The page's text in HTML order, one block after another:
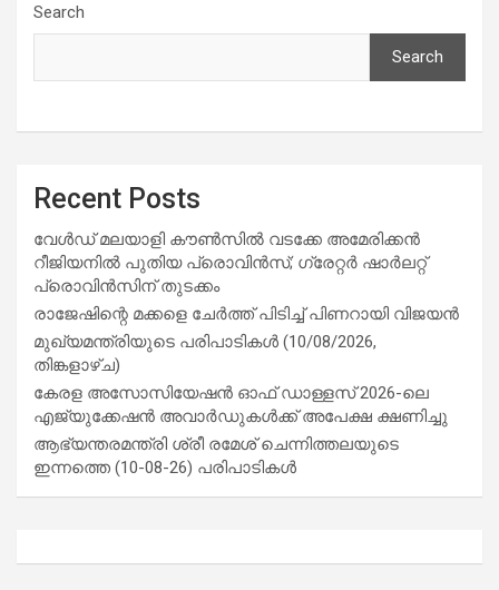
Search
Search
Recent Posts
വേൾഡ് മലയാളി കൗൺസിൽ വടക്കേ അമേരിക്കൻ
റീജിയനിൽ പുതിയ പ്രൊവിൻസ്; ഗ്രേറ്റർ ഷാർലറ്റ്
പ്രൊവിൻസിന് തുടക്കം
രാജേഷിന്റെ മക്കളെ ചേർത്ത് പിടിച്ച് പിണറായി വിജയൻ
മുഖ്യമന്ത്രിയുടെ പരിപാടികൾ (10/08/2026,
തിങ്കളാഴ്ച)
കേരള അസോസിയേഷൻ ഓഫ് ഡാള്ളസ് 2026-ലെ
എജ്യുക്കേഷൻ അവാർഡുകൾക്ക് അപേക്ഷ ക്ഷണിച്ചു
ആഭ്യന്തരമന്ത്രി ശ്രീ രമേശ് ചെന്നിത്തലയുടെ
ഇന്നത്തെ (10-08-26) പരിപാടികൾ